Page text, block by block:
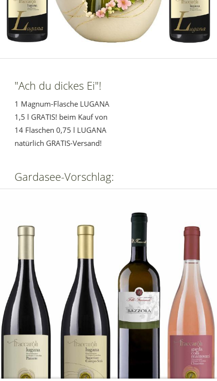
"Ach du dickes Ei"!
1 Magnum-Flasche LUGANA
1,5 l GRATIS! beim Kauf von
14 Flaschen 0,75 l LUGANA
natürlich GRATIS-Versand!
Gardasee-Vorschlag: